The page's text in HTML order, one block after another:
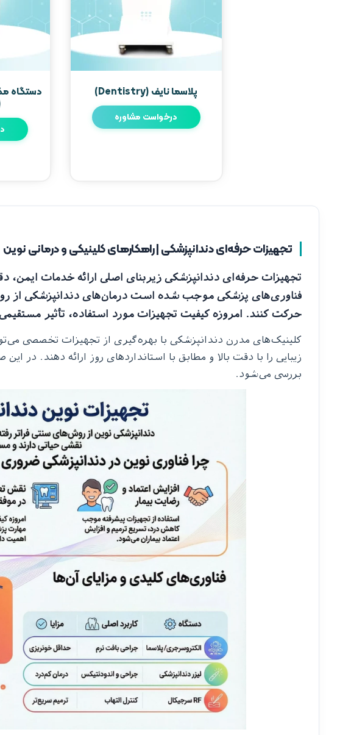
پلاسما نایف (Dentistry)
درخواست مشاوره
دستگاه
تجهیزات حرفه‌ای دندانپزشکی | راهکارهای کلینیکی و درمانی نوین
تجهیزات حرفه‌ای دندانپزشکی زیربنای اصلی ارائه خدمات
فناوری‌های پزشکی موجب شده است درمان‌های دندانپزشکی از
حرکت کنند. امروزه کیفیت تجهیزات مورد استفاده، تأثیر
کلینیک‌های مدرن دندانپزشکی با بهره‌گیری از تجهیزات تخصصی
زیبایی را با دقت بالا و مطابق با استانداردهای روز ارائه دهند.
بررسی می‌شود.